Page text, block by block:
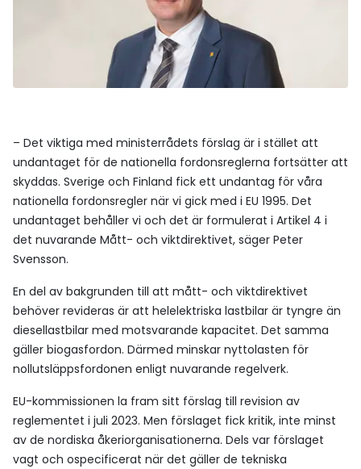
– Det viktiga med ministerrådets förslag är i stället att
undantaget för de nationella fordonsreglerna fortsätter att
skyddas. Sverige och Finland fick ett undantag för våra
nationella fordonsregler när vi gick med i EU 1995. Det
undantaget behåller vi och det är formulerat i Artikel 4 i
det nuvarande Mått- och viktdirektivet, säger Peter
Svensson.
En del av bakgrunden till att mått- och viktdirektivet
behöver revideras är att helelektriska lastbilar är tyngre än
diesellastbilar med motsvarande kapacitet. Det samma
gäller biogasfordon. Därmed minskar nyttolasten för
nollutsläppsfordonen enligt nuvarande regelverk.
EU-kommissionen la fram sitt förslag till revision av
reglementet i juli 2023. Men förslaget fick kritik, inte minst
av de nordiska åkeriorganisationerna. Dels var förslaget
vagt och ospecificerat när det gäller de tekniska